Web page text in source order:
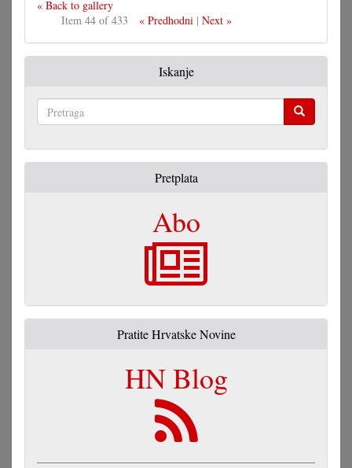
« Back to gallery
Item 44 of 433
« Predhodni| Next »
Iskanje
Pretplata
Abo
Pratite Hrvatske Novine
HN Blog